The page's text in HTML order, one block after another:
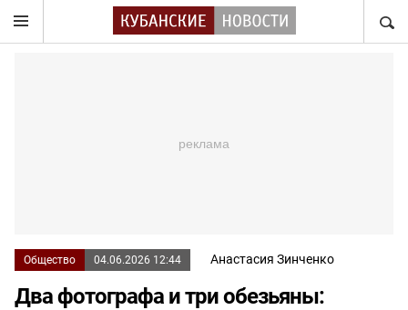
Общество 04.06.2026 12:44 Анастасия Зинченко
Два фотографа и три обезьяны: